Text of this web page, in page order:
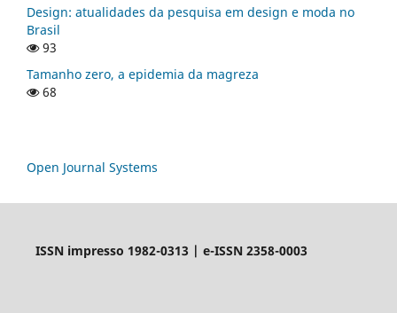
Design: atualidades da pesquisa em design e moda no
Brasil
93
Tamanho zero, a epidemia da magreza
68
Open Journal Systems
ISSN impresso 1982-0313 | e-ISSN 2358-0003